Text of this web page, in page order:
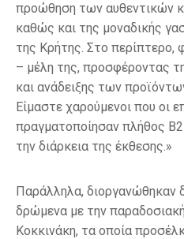
προώθηση των αυθεντικών
καθώς και της μοναδικής
της Κρήτης. Στο περίπτερο,
– μέλη της, προσφέροντας
και ανάδειξης των
Είμαστε χαρούμενοι που οι
πραγματοποίησαν πλήθος
την διάρκεια της έκθεσης.»
Παράλληλα, διοργανώθηκαν
δρώμενα με την
Κοκκινάκη, τα οποία